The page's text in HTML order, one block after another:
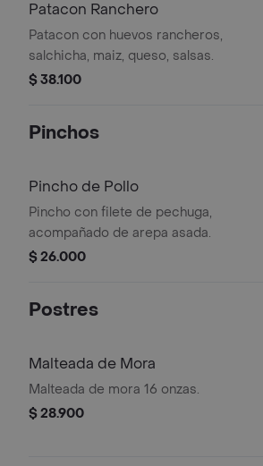
Patacon Ranchero
Patacon con huevos rancheros,
salchicha, maiz, queso, salsas.
$ 38.100
Pinchos
Pincho de Pollo
Pincho con filete de pechuga,
acompañado de arepa asada.
$ 26.000
Postres
Malteada de Mora
Malteada de mora 16 onzas.
$ 28.900